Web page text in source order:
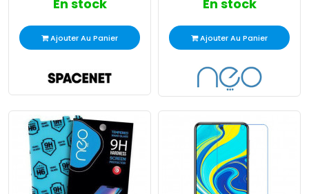
En stock
Ajouter Au Panier
En stock
Ajouter Au Panier